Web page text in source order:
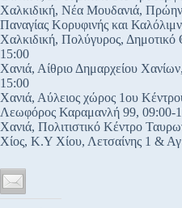
Χαλκιδική, Νέα Μουδανιά,
Παναγίας Κορυφινής και
Χαλκιδική, Πολύγυρος,
15:00
Χανιά, Αίθριο Δημαρχείου
15:00
Χανιά, Αύλειος χώρος 1ου
Λεωφόρος Καραμανλή 99, 09:00-
Χανιά, Πολιτιστικό Κέντρο
Χίος, Κ.Υ Χίου, Λετσαίνης 1 &